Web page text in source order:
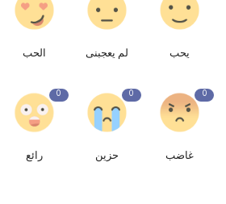
يحب لم يعجبنى الحب
0
غاضب
0
حزين
0
رائع